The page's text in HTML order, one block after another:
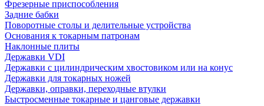
Фрезерные приспособления
Задние бабки
Поворотные столы и делительные устройства
Основания к токарным патронам
Наклонные плиты
Державки VDI
Державки с цилиндрическим хвостовиком или на конус
Державки для токарных ножей
Державки, оправки, переходные втулки
Быстросменные токарные и цанговые державки